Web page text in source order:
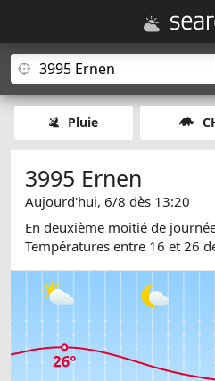
Pluie
3995 Ernen
Aujourd'hui, 6/8 dès 13:20
En deuxième moitié de
Températures entre 16 et 26